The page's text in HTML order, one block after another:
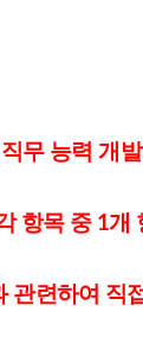
무 능력 개
항목 중 1개
관련하여 직